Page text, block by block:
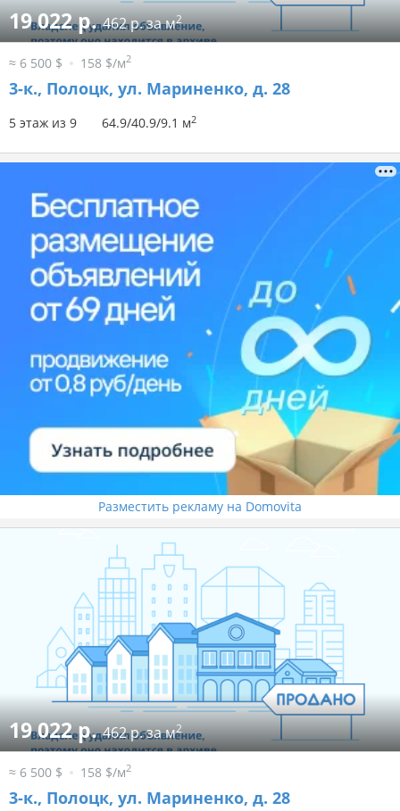
19 022 р.462 р. за м2
≈ 6 500 $ 158 $/м2
3-к., Полоцк, ул. Мариненко, д. 28
5 этаж из 9 64.9/40.9/9.1 м2
Разместить рекламу на Domovita
19 022 р.462 р. за м2
≈ 6 500 $ 158 $/м2
3-к., Полоцк, ул. Мариненко, д. 28